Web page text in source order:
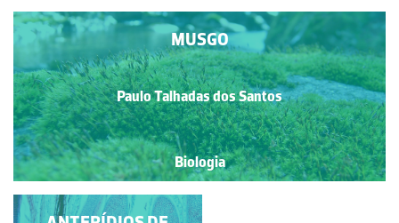
MUSGO
Paulo Talhadas dos Santos
Biologia